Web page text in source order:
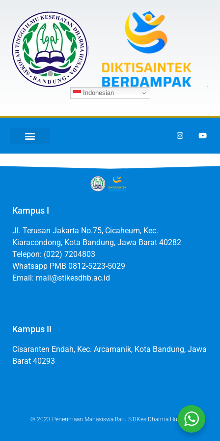
Indonesian
Kampus I
Jl. Terusan Jakarta No.75, Cicaheum, Kec.
Kiaracondong, Kota Bandung, Jawa Barat 40282
Telepon: (022) 7204803
Whatsapp PMB 0812-5223-5029
Email: mail@stikesdhb.ac.id
Kampus II
Cisaranten Endah, Kec. Arcamanik, Kota Bandung, Jawa
Barat 40293
© 2023 Penerimaan Mahasiswa Baru STIKes Dharma Husada